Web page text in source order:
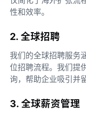
性和效率。
2. 全球招聘
我们的全球招聘服务
位招聘流程。我们提
询，帮助企业吸引并
3. 全球薪资管理